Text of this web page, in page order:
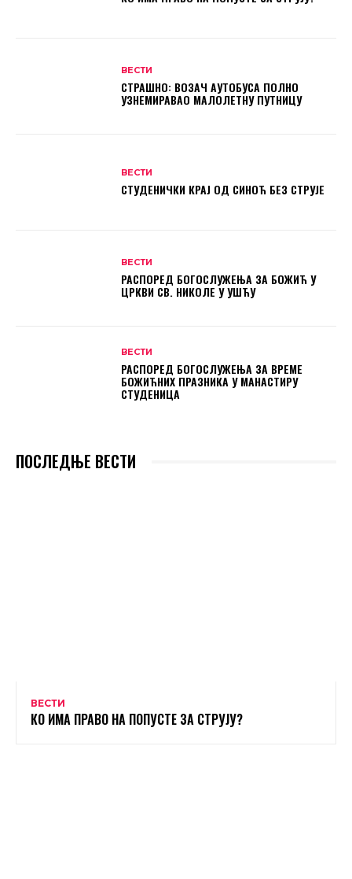
ВЕСТИ
СТРАШНО: ВОЗАЧ АУТОБУСА ПОЛНО
УЗНЕМИРАВАО МАЛОЛЕТНУ ПУТНИЦУ
ВЕСТИ
СТУДЕНИЧКИ КРАЈ ОД СИНОЋ БЕЗ СТРУЈЕ
ВЕСТИ
РАСПОРЕД БОГОСЛУЖЕЊА ЗА БОЖИЋ У
ЦРКВИ СВ. НИКОЛЕ У УШЋУ
ВЕСТИ
РАСПОРЕД БОГОСЛУЖЕЊА ЗА ВРЕМЕ
БОЖИЋНИХ ПРАЗНИКА У МАНАСТИРУ
СТУДЕНИЦА
ПОСЛЕДЊЕ ВЕСТИ
ВЕСТИ
КО ИМА ПРАВО НА ПОПУСТЕ ЗА СТРУЈУ?